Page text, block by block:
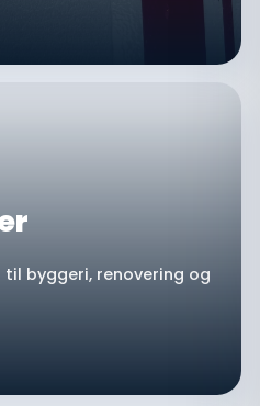
byggeri, renovering og